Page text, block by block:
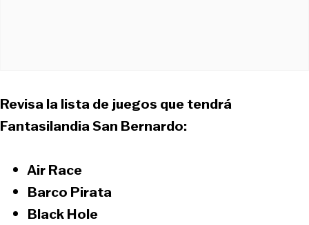
Revisa la lista de juegos que tendrá
Fantasilandia San Bernardo:
Air Race
Barco Pirata
Black Hole